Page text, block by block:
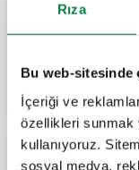
Rıza
Bu web-sitesinde
İçeriği ve
özellikleri sunmak
kullanıyoruz.
sosyal medya,
dişi
Çıkarılabilir